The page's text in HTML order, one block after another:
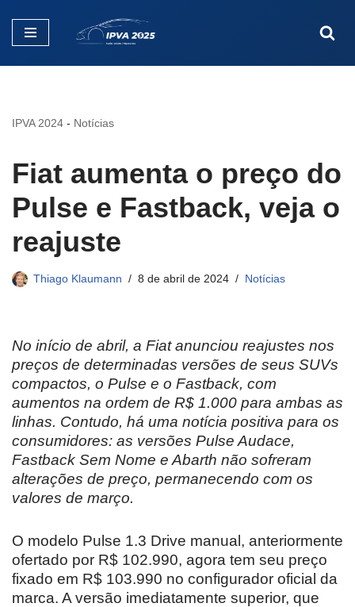
Pular
IPVA 2024 - Notícias
Fiat aumenta o preço do
Pulse e Fastback, veja o
reajuste
Thiago Klaumann 8 de abril de 2024 Notícias
No início de abril, a Fiat anunciou reajustes nos
preços de determinadas versões de seus SUVs
compactos, o Pulse e o Fastback, com
aumentos na ordem de R$ 1.000 para ambas as
linhas. Contudo, há uma notícia positiva para os
consumidores: as versões Pulse Audace,
Fastback Sem Nome e Abarth não sofreram
alterações de preço, permanecendo com os
valores de março.
O modelo Pulse 1.3 Drive manual, anteriormente
ofertado por R$ 102.990, agora tem seu preço
fixado em R$ 103.990 no configurador oficial da
marca. A versão imediatamente superior, que